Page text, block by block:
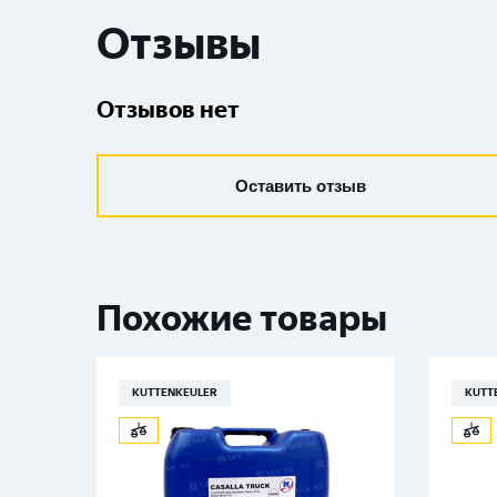
Отзывы
Отзывов нет
Оставить отзыв
Похожие товары
KUTTENKEULER